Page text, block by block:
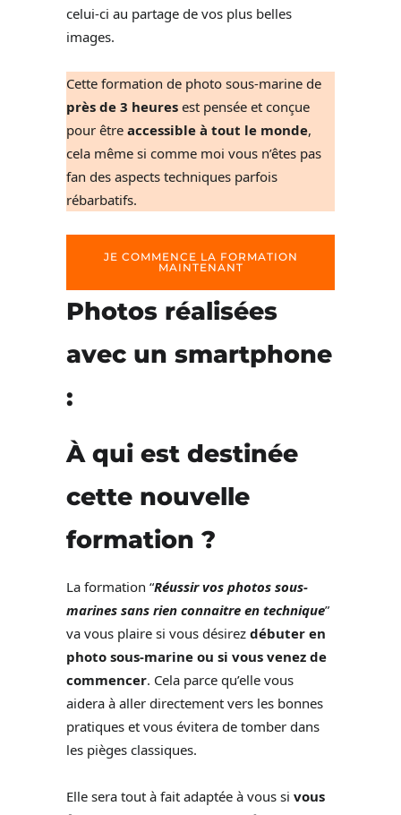
celui-ci au partage de vos plus belles
images.
Cette formation de photo sous-marine de
près de 3 heures est pensée et conçue
pour être accessible à tout le monde,
cela même si comme moi vous n’êtes pas
fan des aspects techniques parfois
rébarbatifs.
JE COMMENCE LA FORMATION
MAINTENANT
Photos réalisées
avec un smartphone
:
À qui est destinée
cette nouvelle
formation ?
La formation “Réussir vos photos sous-
marines sans rien connaitre en technique”
va vous plaire si vous désirez débuter en
photo sous-marine ou si vous venez de
commencer. Cela parce qu’elle vous
aidera à aller directement vers les bonnes
pratiques et vous évitera de tomber dans
les pièges classiques.
Elle sera tout à fait adaptée à vous si vous